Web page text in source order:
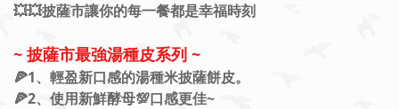
💥💥披薩市讓你的每一餐都是幸福時刻
~ 披薩市最強湯種皮系列 ~
🍕1、 輕盈新口感的湯種米披薩餅皮。
🍕2、使用新鮮酵母💯口感更佳~